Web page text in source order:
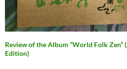
Review of the Album “World Folk Zen”
Edition)